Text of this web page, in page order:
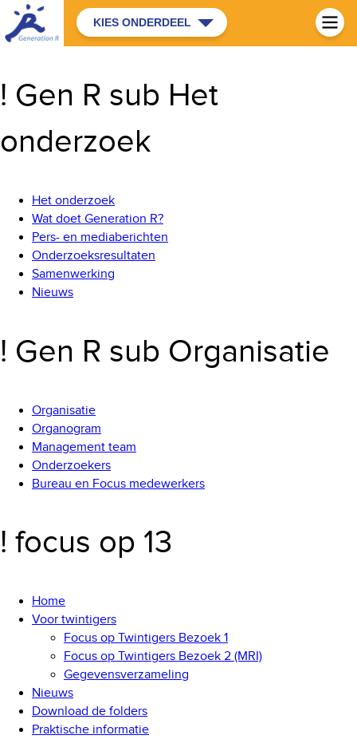
KIES ONDERDEEL
! Gen R sub Het
onderzoek
Het onderzoek
Wat doet Generation R?
Pers- en mediaberichten
Onderzoeksresultaten
Samenwerking
Nieuws
! Gen R sub Organisatie
Organisatie
Organogram
Management team
Onderzoekers
Bureau en Focus medewerkers
! focus op 13
Home
Voor twintigers
Focus op Twintigers Bezoek 1
Focus op Twintigers Bezoek 2 (MRI)
Gegevensverzameling
Nieuws
Download de folders
Praktische informatie